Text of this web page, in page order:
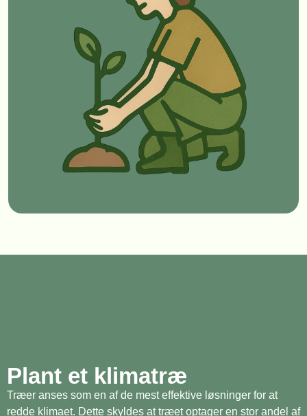
Plant et klimatræ
Træer anses som en af de mest effektive løsninger for at
redde klimaet. Dette skyldes at træet optager en stor andel af